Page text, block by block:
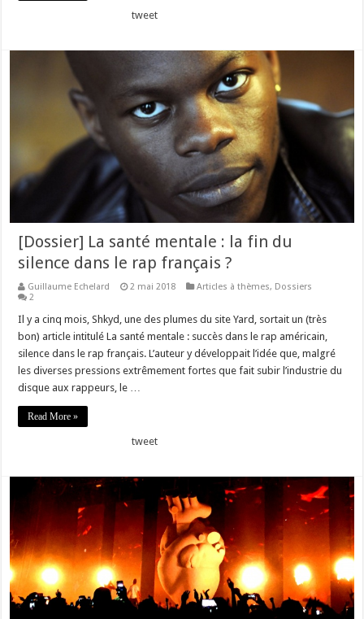
tweet
[Dossier] La santé mentale : la fin du
silence dans le rap français ?
Guillaume Echelard 2 mai 2018 Articles à thèmes, Dossiers
2
Il y a cinq mois, Shkyd, une des plumes du site Yard, sortait un (très
bon) article intitulé La santé mentale : succès dans le rap américain,
silence dans le rap français. L’auteur y développait l’idée que, malgré
les diverses pressions extrêmement fortes que fait subir l’industrie du
disque aux rappeurs, le …
Read More »
tweet